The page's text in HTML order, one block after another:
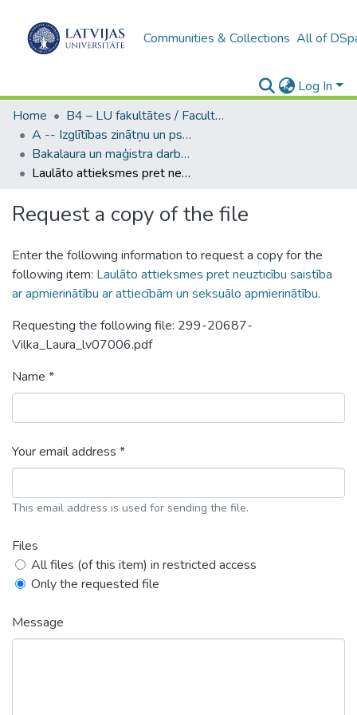
Communities & Collections All of
Log In
Home
B4 – LU fakultātes / Faculties of the UL
A -- Izglītības zinātņu un psiholoģijas fakultāte / Faculty of Education Sciences and Psychology
Bakalaura un maģistra darbi (PPMF) / Bachelor's and Master's theses
Laulāto attieksmes pret neuzticību saistība ar apmierinātību ar attiecībām un seksuālo apmierinātību.
Request a copy of the file
Enter the following information to request a copy for the
following item: Laulāto attieksmes pret neuzticību saistība
ar apmierinātību ar attiecībām un seksuālo apmierinātību.
Requesting the following file: 299-20687-
Vilka_Laura_lv07006.pdf
Name *
Your email address *
This email address is used for sending the file.
Files
All files (of this item) in restricted access
Only the requested file
Message